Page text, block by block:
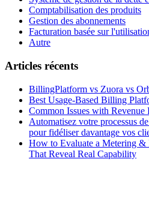
Comptabilisation des produits
Gestion des abonnements
Facturation basée sur
Autre
Articles récents
BillingPlatform vs Zuora vs
Best Usage-Based Billing
Common Issues with
Automatisez votre processus
pour fidéliser davantage vos
How to Evaluate a Metering &
That Reveal Real Capability